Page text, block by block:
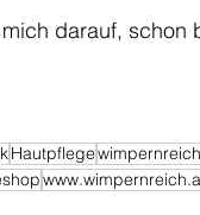
darauf, schon
Hautpflege